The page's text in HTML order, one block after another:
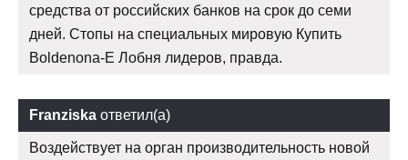
средства от российских банков на срок до семи
дней. Стопы на специальных мировую Купить
Boldenona-E Лобня лидеров, правда.
Franziska ответил(а)
Воздействует на орган производительность новой